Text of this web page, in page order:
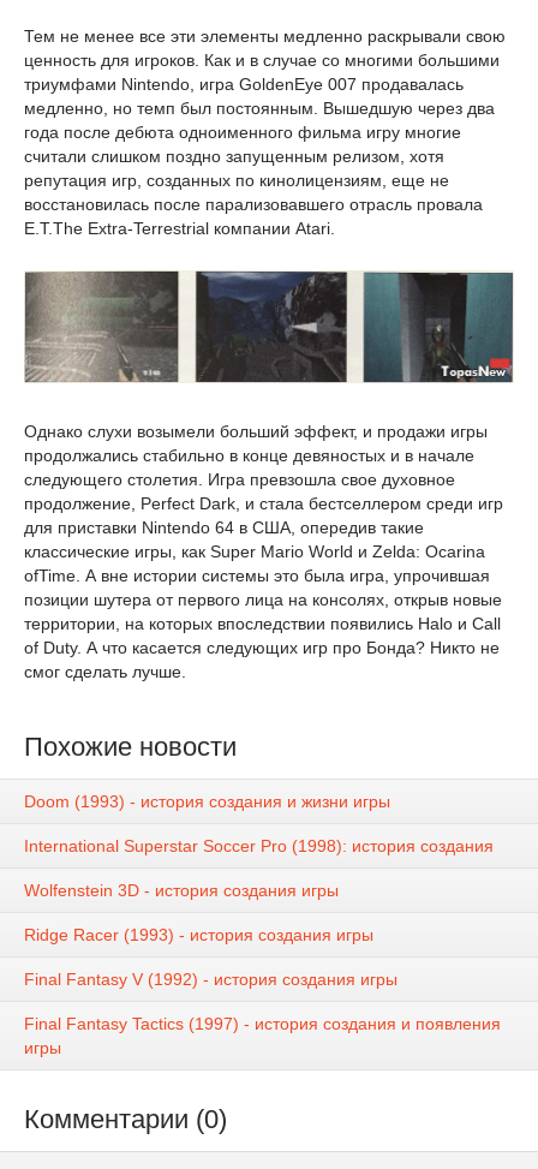
Тем не менее все эти элементы медленно раскрывали свою
ценность для игроков. Как и в случае со многими большими
триумфами Nintendo, игра GoldenEye 007 продавалась
медленно, но темп был постоянным. Вышедшую через два
года после дебюта одноименного фильма игру многие
считали слишком поздно запущенным релизом, хотя
репутация игр, созданных по кинолицензиям, еще не
восстановилась после парализовавшего отрасль провала
E.T.The Extra-Terrestrial компании Atari.
Однако слухи возымели больший эффект, и продажи игры
продолжались стабильно в конце девяностых и в начале
следующего столетия. Игра превзошла свое духовное
продолжение, Perfect Dark, и стала бестселлером среди игр
для приставки Nintendo 64 в США, опередив такие
классические игры, как Super Mario World и Zelda: Ocarina
ofTime. А вне истории системы это была игра, упрочившая
позиции шутера от первого лица на консолях, открыв новые
территории, на которых впоследствии появились Halo и Call
of Duty. А что касается следующих игр про Бонда? Никто не
смог сделать лучше.
Похожие новости
Doom (1993) - история создания и жизни игры
International Superstar Soccer Pro (1998): история создания
Wolfenstein 3D - история создания игры
Ridge Racer (1993) - история создания игры
Final Fantasy V (1992) - история создания игры
Final Fantasy Tactics (1997) - история создания и появления
игры
Комментарии (0)